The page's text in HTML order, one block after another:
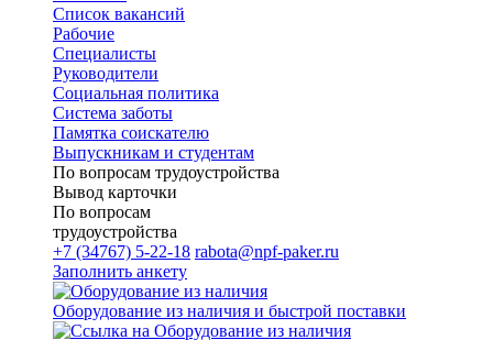
Список вакансий
Рабочие
Специалисты
Руководители
Cоциальная политика
Система заботы
Памятка соискателю
Выпускникам и студентам
По вопросам трудоустройства
Вывод карточки
По вопросам
трудоустройства
+7 (34767) 5-22-18 rabota@npf-paker.ru
Заполнить анкету
Оборудование из наличия и быстрой поставки